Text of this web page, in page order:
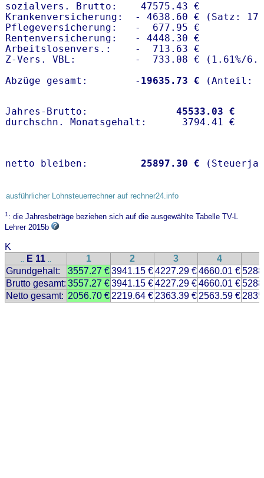
sozialvers. Brutto:    47575.43 €
Krankenversicherung:  - 4638.60 € (Satz:
Pflegeversicherung:   -  677.95 €
Rentenversicherung:   - 4448.30 €
Arbeitslosenvers.:    -  713.63 €
Z-Vers. VBL:          -  733.08 € ( 1.61%/
Abzüge gesamt:        - 19635.73 €
Jahres-Brutto: 45533.03 €
netto bleiben: 25897.30 €
ausführlicher Lohnsteuerrechner auf rechner24.info
1: die Jahresbeträge beziehen sich auf die ausgewählte Tabelle TV-L
Lehrer 2015b
K
.. E 11 .. 1 2 3 4
Grundgehalt:
3557.27 €3941.15 €4227.29 €4660.01 €
Brutto gesamt: 3557.27 €3941.15 €4227.29 €4660.01 €
Netto gesamt: 2056.70 € 2219.64 € 2363.39 € 2563.59 €